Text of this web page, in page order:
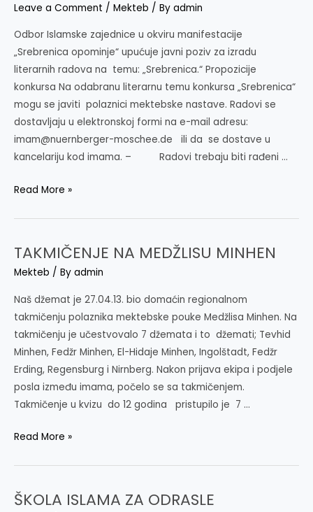
Leave a Comment / Mekteb / By admin
Odbor Islamske zajednice u okviru manifestacije
„Srebrenica opominje“ upućuje javni poziv za izradu
literarnih radova na temu: „Srebrenica.“ Propozicije
konkursa Na odabranu literarnu temu konkursa „Srebrenica“
mogu se javiti polaznici mektebske nastave. Radovi se
dostavljaju u elektronskoj formi na e-mail adresu:
imam@nuernberger-moschee.de ili da se dostave u
kancelariju kod imama. – Radovi trebaju biti rađeni …
KONKURS
Read More »
TAKMIČENJE NA MEDŽLISU MINHEN
Mekteb / By admin
Naš džemat je 27.04.13. bio domaćin regionalnom
takmičenju polaznika mektebske pouke Medžlisa Minhen. Na
takmičenju je učestvovalo 7 džemata i to džemati; Tevhid
Minhen, Fedžr Minhen, El-Hidaje Minhen, Ingolštadt, Fedžr
Erding, Regensburg i Nirnberg. Nakon prijava ekipa i podjele
posla između imama, počelo se sa takmičenjem.
Takmičenje u kvizu do 12 godina pristupilo je 7 …
TAKMIČENJE
MINHEN
Read More »
ŠKOLA ISLAMA ZA ODRASLE